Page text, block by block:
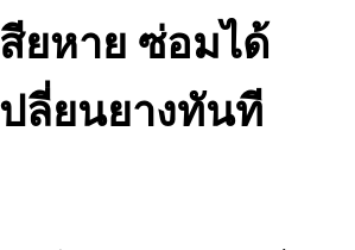
ยหาย ซ่อมได้
ลี่ยนยางทันที